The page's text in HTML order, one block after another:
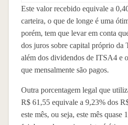
Este valor recebido equivale a
carteira, o que de longe é uma
porém, tem que levar em conta
dos juros sobre capital próprio
além dos dividendos de ITSA4 e
que mensalmente são pagos.
Outra porcentagem legal que
R$ 61,55 equivale a 9,23% dos
este mês, ou seja, este mês